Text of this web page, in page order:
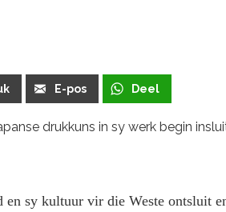
E-pos Deel
drukkuns in sy werk begin
en sy kultuur vir die Weste ontsluit